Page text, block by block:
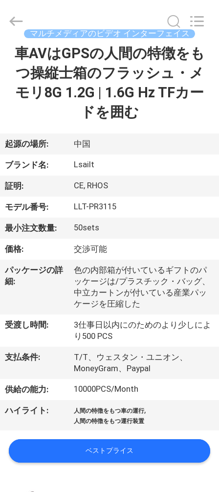
ク
ト
ビ
デ
私
つ
い
工
旅
行
Shenzhen
Xinsongxia
Automobile
Rights
マルチメディアのビデオ インターフェイス
車AVはGPSの人間の特徴をも
つ操縦士箱のフラッシュ・メ
モリ8G 1.2G | 1.6G Hz TFカー
ドを囲む
起源の場所: 中国
ブランド名: Lsailt
証明: CE, RHOS
モデル番号: LLT-PR3115
最小注文数量: 50sets
価格: 交渉可能
パッケージの詳
細:
色の内部箱が付いているギフトのパ
ッケージは/プラスチック・バッグ、
中立カートンが付いている産業パッ
ケージを圧縮した
受渡し時間:
3仕事日以内にのためのより少しによ
り500 PCS
支払条件:
T/T、ウェスタン・ユニオン、
MoneyGram、Paypal
供給の能力: 10000PCS/Month
ハイライト: 人間の特徴をもつ車の運行,
人間の特徴をもつ運行装置
ベストプライス